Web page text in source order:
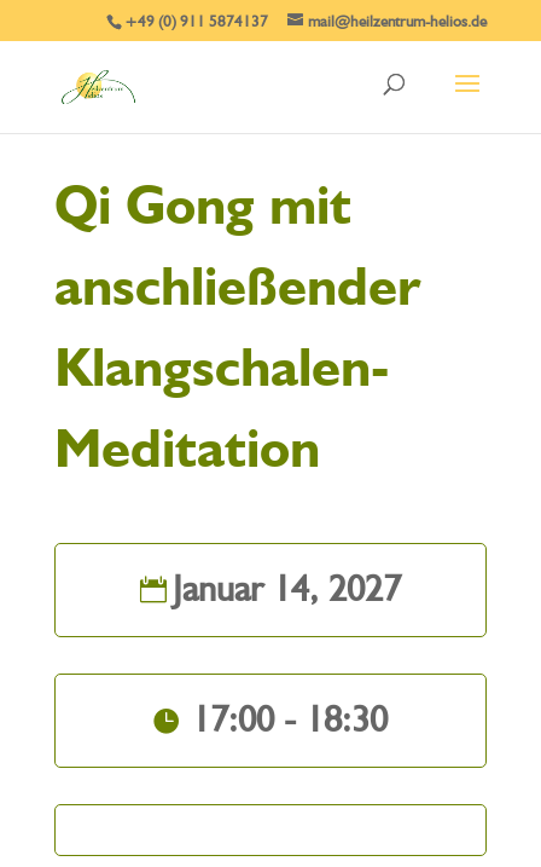
+49 (0) 911 5874137 mail@heilzentrum-helios.de
Qi Gong mit
anschließender
Klangschalen-
Meditation
Januar 14, 2027
17:00 - 18:30